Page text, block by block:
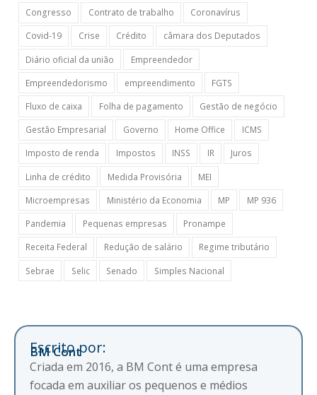
Congresso
Contrato de trabalho
Coronavírus
Covid-19
Crise Crédito
câmara dos Deputados
Diário oficial da união
Empreendedor
Empreendedorismo
empreendimento
FGTS
Fluxo de caixa
Folha de pagamento
Gestão de negócio
Gestão Empresarial
Governo Home Office
ICMS
Imposto de renda
Impostos INSS IR
Juros
Linha de crédito
Medida Provisória
MEI
Microempresas
Ministério da Economia MP
MP 936
Pandemia
Pequenas empresas
Pronampe
Receita Federal
Redução de salário
Regime tributário
Sebrae
Selic Senado Simples Nacional
Escrito por:
BM Cont
Criada em 2016, a BM Cont é uma empresa
focada em auxiliar os pequenos e médios